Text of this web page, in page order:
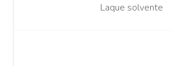
Laque solvente